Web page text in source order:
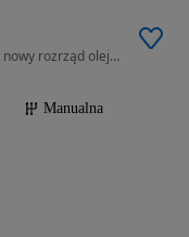
1398 cm3 • 100 KM • 1.4 Benzyna 151 tyś km nowy rozrząd olej filtry
Manualna